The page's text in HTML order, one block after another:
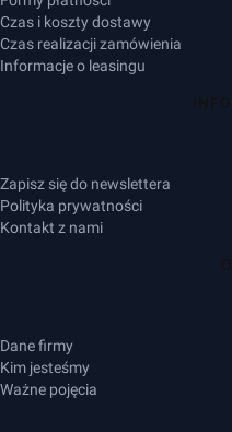
Czas i koszty dostawy
Czas realizacji zamówienia
Informacje o leasingu
Zapisz się do newslettera
Polityka prywatności
Kontakt z nami
Dane firmy
Kim jesteśmy
Ważne pojęcia